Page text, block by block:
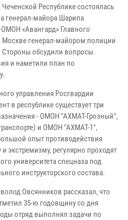
Республике состоялась
генерал-майора Шарипа
«Авангард» Главного
Москве генерал-майором полиции
обсудили вопросы
и наметили план по
управления Росгвардии
в республике существует три
- ОМОН "АХМАТ-Грозный",
и ОМОН "АХМАТ-1",
опыт противодействия
экстремизму, регулярно проходят
университета спецназа под
инструкторского состава.
Овсянников рассказал, что
35-ю годовщину со дня
отряд выполнял задачи по